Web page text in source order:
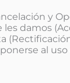
y
damos
al